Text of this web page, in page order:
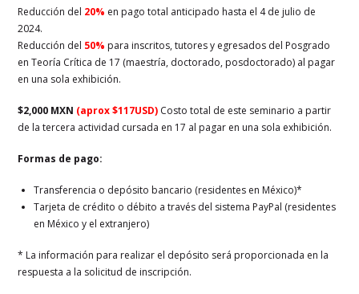
Reducción del 20% en pago total anticipado hasta el 4 de julio de
2024.
Reducción del 50% para inscritos, tutores y egresados del Posgrado
en Teoría Crítica de 17 (maestría, doctorado, posdoctorado) al pagar
en una sola exhibición.
$2,000 MXN (aprox $117USD) Costo total de este seminario a partir
de la tercera actividad cursada en 17 al pagar en una sola exhibición.
Formas de pago:
Transferencia o depósito bancario (residentes en México)*
Tarjeta de crédito o débito a través del sistema PayPal (residentes
en México y el extranjero)
* La información para realizar el depósito será proporcionada en la
respuesta a la solicitud de inscripción.